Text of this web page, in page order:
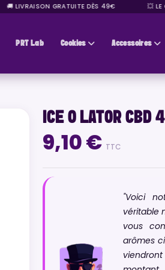
🚚 LIVRAISON GRATUITE DÈS 49€ 💥 LE
PRT Lab Cookies Accessoires
ICE O LATOR CBD
9,10 € TTC
"Voici
véritable
vous
arômes